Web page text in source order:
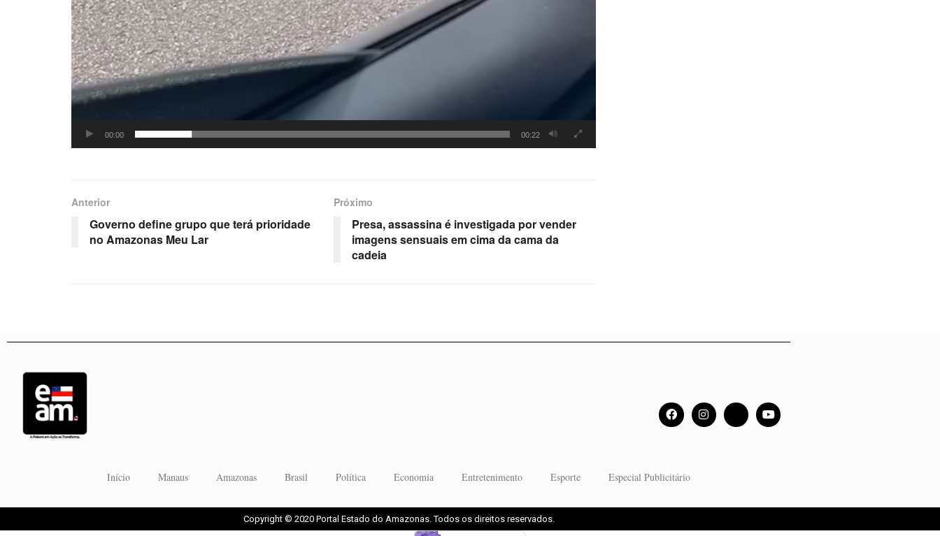
00:00 00:22
Anterior
Governo define grupo que terá prioridade
no Amazonas Meu Lar
Próximo
Presa, assassina é investigada por vender
imagens sensuais em cima da cama da
cadeia
Início Manaus Amazonas Brasil Política Economia Entretenimento Esporte Especial Publicitário
Copyright © 2020 Portal Estado do Amazonas. Todos os direitos reservados.